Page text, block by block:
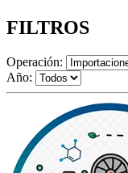
FILTROS
Operación:
Año: